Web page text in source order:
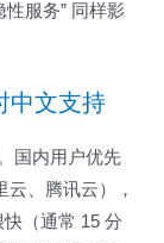
服务” 同样影
中文支持
国内用户优先
、腾讯云），
（通常 15 分